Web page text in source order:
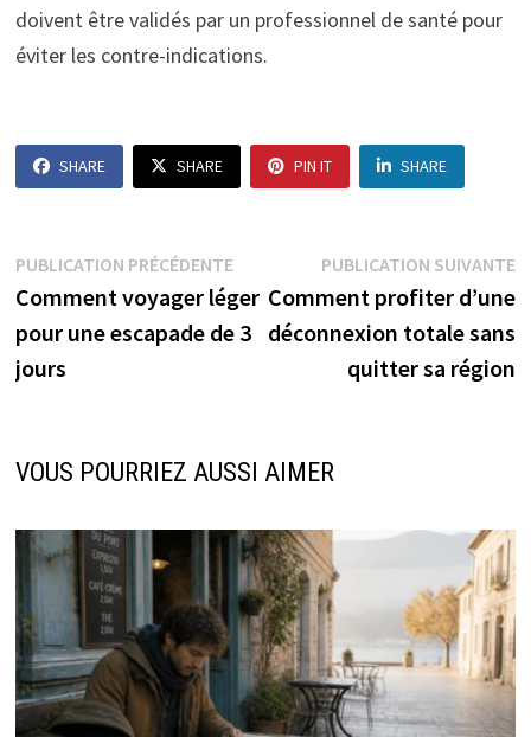
doivent être validés par un professionnel de santé pour
éviter les contre-indications.
SHARE SHARE PIN IT SHARE
Navigation
de
l’article
PUBLICATION PRÉCÉDENTEPublication
précédente :
Comment voyager léger
pour une escapade de 3
jours
PUBLICATION SUIVANTE
Comment profiter d’une
déconnexion totale sans
quitter sa région
VOUS POURRIEZ AUSSI AIMER